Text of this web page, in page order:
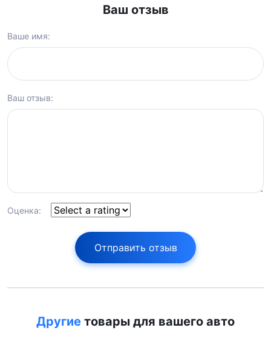
Ваш отзыв
Ваше имя:
Ваш отзыв:
Оценка:
Отправить отзыв
Другие товары для вашего авто